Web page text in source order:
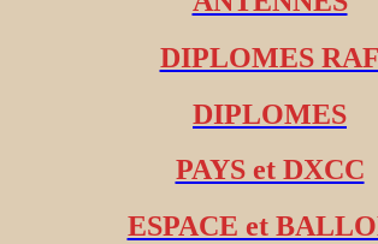
DIPLOMES RAF
DIPLOMES
PAYS et DXCC
ESPACE et